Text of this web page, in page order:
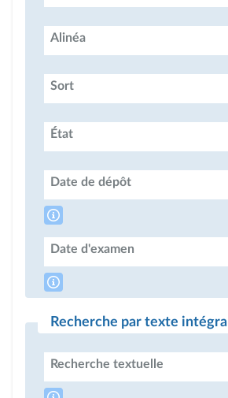
Alinéa
Sort
État
Date de dépôt
Date d'examen
Recherche par texte intégral
Recherche textuelle